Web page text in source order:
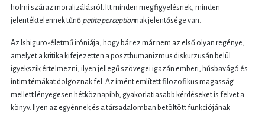
holmi száraz moralizálásról. Itt minden megfigyelésnek, minden
jelentéktelennek tűnő petite perceptionnak jelentősége van.
Az Ishiguro-életmű iróniája, hogy bár ez már nem az első olyan regénye,
amelyet a kritika kifejezetten a poszthumanizmus diskurzusán belül
igyekszik értelmezni, ilyen jellegű szövegei igazán emberi, húsbavágó és
intim témákat dolgoznak fel. Az imént említett filozofikus magasság
mellett lényegesen hétköznapibb, gyakorlatiasabb kérdéseket is felvet a
könyv. Ilyen az egyénnek és a társadalomban betöltött funkciójának